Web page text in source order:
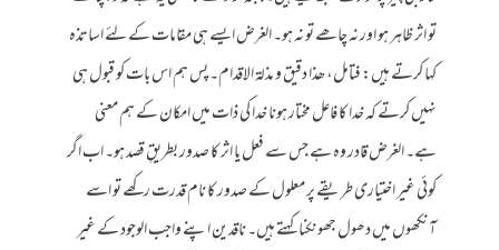
تو اثر ظاہر ہو اور نہ چاھے تو نہ ہو۔ الغرض ایسے ہی مقامات کے لئے اساتذہ
کہا کرتے ہیں: فتامل، ھذا دقیق و مذلة الاقدام۔ پس ہم اس بات کو قبول ہی
نہیں کرتے کہ خدا کا فاعل مختار ہونا خدا کی ذات میں امکان کے ہم معنی
ہے۔ الغرض قادر وہ ہے جس سے فعل یا اثر کا صدور بطریقِ قصد ہو۔ اب اگر
کوئی غیر اختیاری طریقے پر معلول کے صدور کا نام قدرت رکھے تو اسے
آنکھوں میں دھول جھونکنا کہتے ہیں۔ ناقدین اپنے واجب الوجود کے غیر